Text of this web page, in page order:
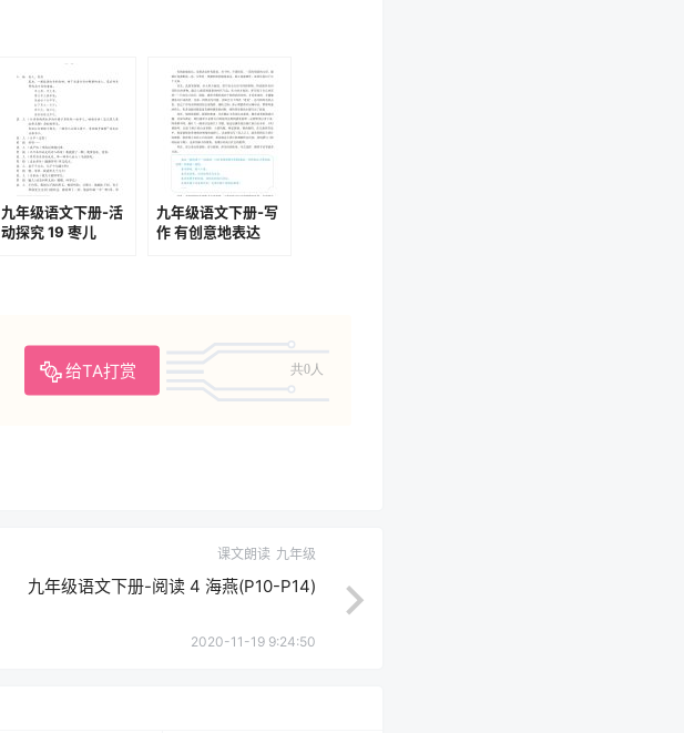
九年级语文下册-活
动探究 19 枣儿
九年级语文下册-写
作 有创意地表达
给TA打赏 共0人
课文朗读 九年级
九年级语文下册-阅读 4 海燕(P10-P14)
2020-11-19 9:24:50